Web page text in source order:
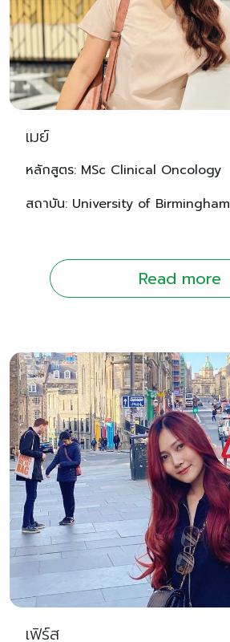
เมย์
หลักสูตร: MSc Clinical Oncology
สถาบัน: University of Birmingham
Read more
เฟิร์ส